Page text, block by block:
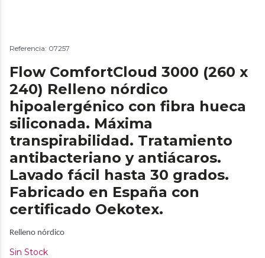
Referencia: 07257
Flow ComfortCloud 3000 (260 x
240) Relleno nórdico
hipoalergénico con fibra hueca
siliconada. Máxima
transpirabilidad. Tratamiento
antibacteriano y antiácaros.
Lavado fácil hasta 30 grados.
Fabricado en España con
certificado Oekotex.
Relleno nórdico
Sin Stock